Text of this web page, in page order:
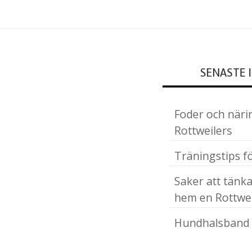
SENASTE
Foder och
Rottweilers
Träningstips
Saker att
hem en